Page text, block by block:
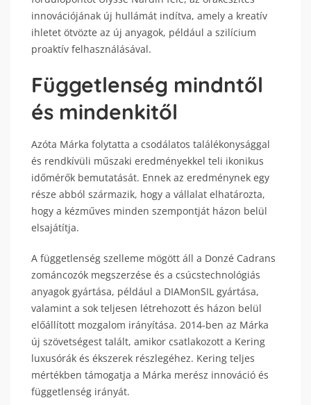
innovációjának új hullámát indítva, amely a kreatív
ihletet ötvözte az új anyagok, például a szilícium
proaktív felhasználásával.
Függetlenség mindntől
és mindenkitől
Azóta Márka folytatta a csodálatos találékonysággal
és rendkívüli műszaki eredményekkel teli ikonikus
időmérők bemutatását. Ennek az eredménynek egy
része abból származik, hogy a vállalat elhatározta,
hogy a kézműves minden szempontját házon belül
elsajátítja.
A függetlenség szelleme mögött áll a Donzé Cadrans
zománcozók megszerzése és a csúcstechnológiás
anyagok gyártása, például a DIAMonSIL gyártása,
valamint a sok teljesen létrehozott és házon belül
előállított mozgalom irányítása. 2014-ben az Márka
új szövetségest talált, amikor csatlakozott a Kering
luxusórák és ékszerek részlegéhez. Kering teljes
mértékben támogatja a Márka merész innováció és
függetlenség irányát.